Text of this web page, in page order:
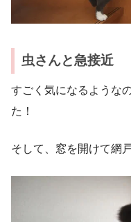
虫さんと急接近
すごく気になるような
た！
そして、窓を開けて網